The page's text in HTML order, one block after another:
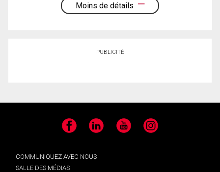
Moins de détails
PUBLICITÉ
Facebook LinkedIn YouTube Instagram
COMMUNIQUEZ AVEC NOUS
SALLE DES MÉDIAS